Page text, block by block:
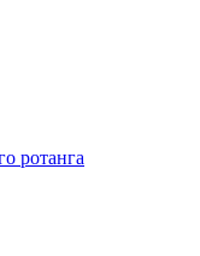
ротанга